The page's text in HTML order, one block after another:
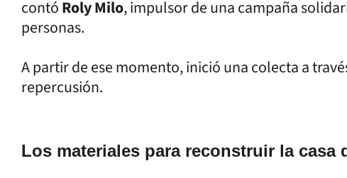
contóRoly Milo, impulsor de una campaña
personas.
A partir de ese momento, inició una colecta a
repercusión.
Los materiales para reconstruir la casa